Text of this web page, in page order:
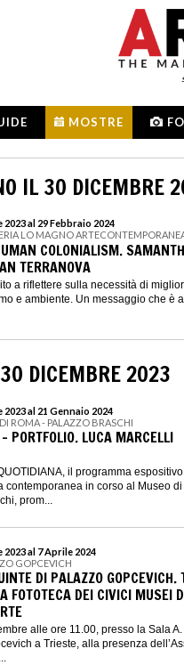
MOSTRE
IL 30 DICEMBRE
al 29 Febbraio 2024
LO MAGNO
COLONIALISM.
TERRANOVA
a riflettere sulla necessità di
e ambiente. Un messaggio che è
DICEMBRE 2023
al 21 Gennaio 2024
ROMA - PALAZZO BRASCHI
PORTFOLIO. LUCA MARCELLI
il programma espositivo
contemporanea in corso al Museo
prom...
al 7 Aprile 2024
GOPCEVICH
DI PALAZZO GOPCEVICH.
FOTOTECA DEI CIVICI MUSEI
alle ore 11.00, presso la Sala
a Trieste, alla presenza